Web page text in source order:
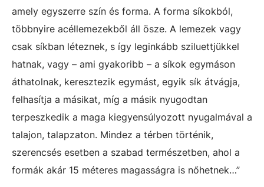
amely egyszerre szín és forma. A forma síkokból,
többnyire acéllemezekből áll ösze. A lemezek vagy
csak síkban léteznek, s így leginkább sziluettjükkel
hatnak, vagy – ami gyakoribb – a síkok egymáson
áthatolnak, keresztezik egymást, egyik sík átvágja,
felhasítja a másikat, míg a másik nyugodtan
terpeszkedik a maga kiegyensúlyozott nyugalmával a
talajon, talapzaton. Mindez a térben történik,
szerencsés esetben a szabad természetben, ahol a
formák akár 15 méteres magasságra is nőhetnek…”